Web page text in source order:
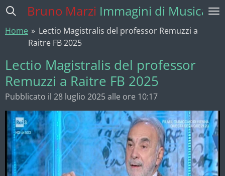
Vai
contenuto
principale
Bruno Marzi Immagini di Musica
Home » Lectio Magistralis del professor Remuzzi a
Raitre FB 2025
Lectio Magistralis del professor
Remuzzi a Raitre FB 2025
Pubblicato il 28 luglio 2025 alle ore 10:17